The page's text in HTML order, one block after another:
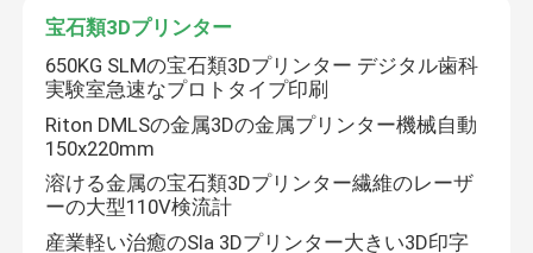
3Dプリンター金属粉
産業樹脂3Dプリンター
医学3Dプリンター
宝石類3Dプリンター
650KG SLMの宝石類3Dプリンター デジタル歯科
実験室急速なプロトタイプ印刷
Riton DMLSの金属3Dの金属プリンター機械自動
150x220mm
溶ける金属の宝石類3Dプリンター繊維のレーザ
ーの大型110V検流計
産業軽い治癒のSla 3Dプリンター大きい3D印字